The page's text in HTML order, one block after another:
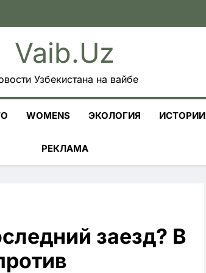
Vaib.uz
Узбекистана на вайбе
WOMENS ЭКОЛОГИЯ ИСТОРИИ
РЕКЛАМА
заезд? В